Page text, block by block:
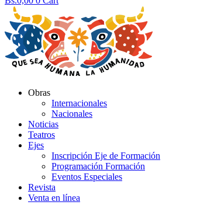
Obras
Internacionales
Nacionales
Noticias
Teatros
Ejes
Inscripción Eje de Formación
Programación Formación
Eventos Especiales
Revista
Venta en línea